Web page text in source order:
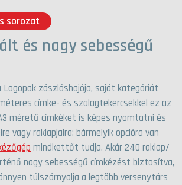
sorozat
és nagy sebességű
zászlóshajója, saját kategóriát
címke- és szalagtekercsekkel ez az
méretű címkéket is képes nyomtatni és
vagy raklapjaira: bármelyik opcióra van
mindkettőt tudja. Akár 240 raklap/
nagy sebességű címkézést biztosítva,
túlszárnyalja a legtöbb versenytárs